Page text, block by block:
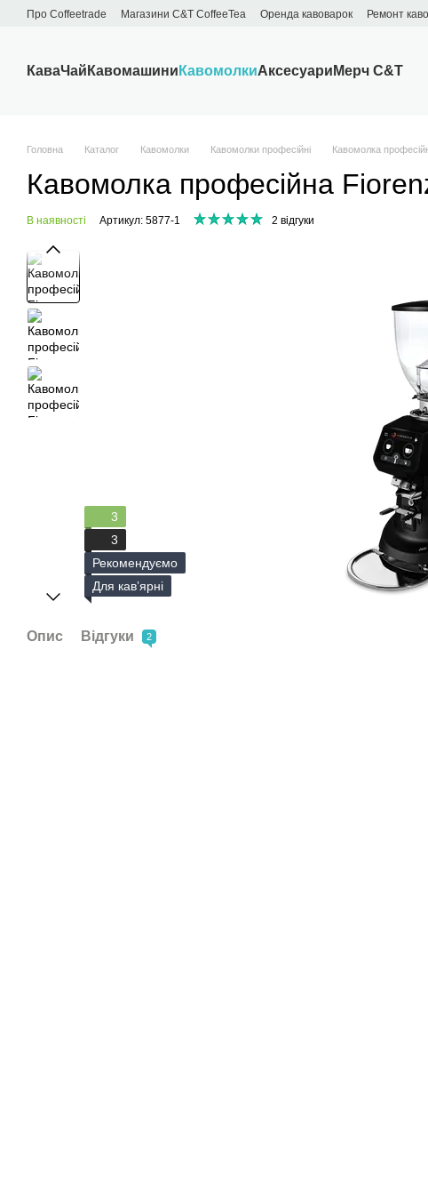
Перейти до основного контенту
Про Сoffeetrade Магазини C&T CoffeeTea Оренда кавоварок Ремонт
КаваЧай Кавомашини КавомолкиАксесуари Мерч C&T
Головна Каталог Кавомолки Кавомолки професійні Кавомолка
Кавомолка професійна
В наявності Артикул: 5877-1 2 відгуки
3
3
Рекомендуємо
Для кавʼярні
Опис Відгуки 2